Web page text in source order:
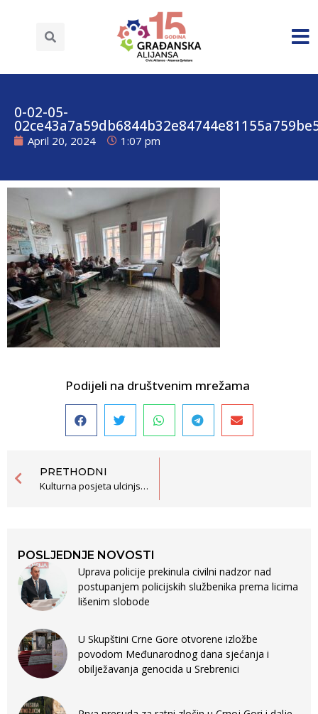
0-02-05-
April 20, 2024 1:07 pm
Podijeli na društvenim mrežama
PRETHODNI
Kulturna posjeta ulcinjskih učenika Pljevljima i Kulturno veče o toleranciji
POSLJEDNJE NOVOSTI
Uprava policije prekinula civilni nadzor nad
postupanjem policijskih službenika prema licima
lišenim slobode
U Skupštini Crne Gore otvorene izložbe
povodom Međunarodnog dana sjećanja i
obilježavanja genocida u Srebrenici